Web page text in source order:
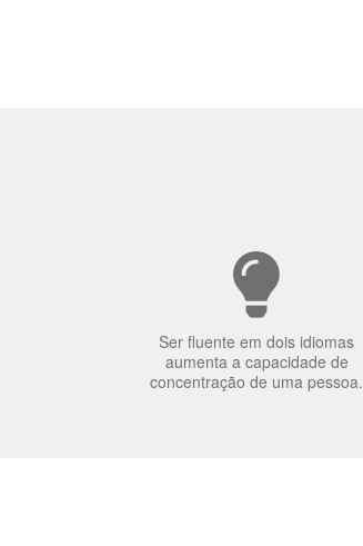
Ser fluente em dois idiomas
aumenta a capacidade de
concentração de uma pessoa.